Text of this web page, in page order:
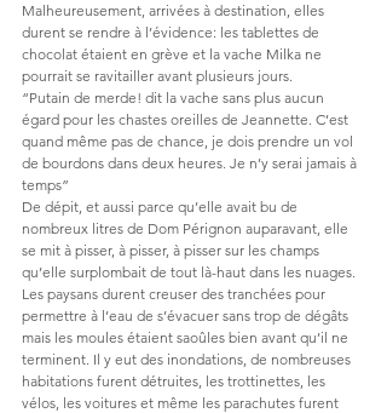
Malheureusement, arrivées à destination, elles
durent se rendre à l’évidence: les tablettes de
chocolat étaient en grève et la vache Milka ne
pourrait se ravitailler avant plusieurs jours.
“Putain de merde! dit la vache sans plus aucun
égard pour les chastes oreilles de Jeannette. C’est
quand même pas de chance, je dois prendre un vol
de bourdons dans deux heures. Je n’y serai jamais à
temps”
De dépit, et aussi parce qu’elle avait bu de
nombreux litres de Dom Pérignon auparavant, elle
se mit à pisser, à pisser, à pisser sur les champs
qu’elle surplombait de tout là-haut dans les nuages.
Les paysans durent creuser des tranchées pour
permettre à l’eau de s’évacuer sans trop de dégâts
mais les moules étaient saoûles bien avant qu’il ne
terminent. Il y eut des inondations, de nombreuses
habitations furent détruites, les trottinettes, les
vélos, les voitures et même les parachutes furent